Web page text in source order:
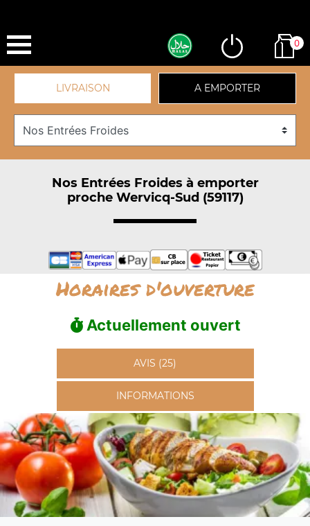
0
LIVRAISON A EMPORTER
Nos Entrées Froides à emporter
proche Wervicq-Sud (59117)
Horaires d'ouverture
Actuellement ouvert
AVIS (25)
INFORMATIONS